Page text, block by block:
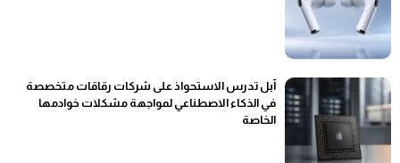
آبل تدرس الاستحواذ على شركات رقاقات متخصصة
في الذكاء الاصطناعي لمواجهة مشكلات خوادمها
الخاصة